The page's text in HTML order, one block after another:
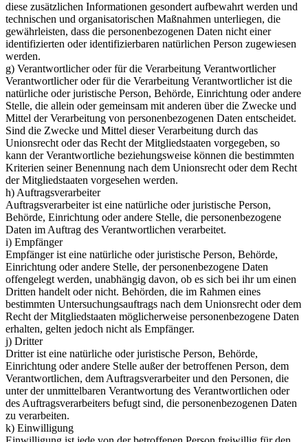
diese zusätzlichen Informationen gesondert aufbewahrt werden und
technischen und organisatorischen Maßnahmen unterliegen, die
gewährleisten, dass die personenbezogenen Daten nicht einer
identifizierten oder identifizierbaren natürlichen Person zugewiesen
werden.
g) Verantwortlicher oder für die Verarbeitung Verantwortlicher
Verantwortlicher oder für die Verarbeitung Verantwortlicher ist die
natürliche oder juristische Person, Behörde, Einrichtung oder andere
Stelle, die allein oder gemeinsam mit anderen über die Zwecke und
Mittel der Verarbeitung von personenbezogenen Daten entscheidet.
Sind die Zwecke und Mittel dieser Verarbeitung durch das
Unionsrecht oder das Recht der Mitgliedstaaten vorgegeben, so
kann der Verantwortliche beziehungsweise können die bestimmten
Kriterien seiner Benennung nach dem Unionsrecht oder dem Recht
der Mitgliedstaaten vorgesehen werden.
h) Auftragsverarbeiter
Auftragsverarbeiter ist eine natürliche oder juristische Person,
Behörde, Einrichtung oder andere Stelle, die personenbezogene
Daten im Auftrag des Verantwortlichen verarbeitet.
i) Empfänger
Empfänger ist eine natürliche oder juristische Person, Behörde,
Einrichtung oder andere Stelle, der personenbezogene Daten
offengelegt werden, unabhängig davon, ob es sich bei ihr um einen
Dritten handelt oder nicht. Behörden, die im Rahmen eines
bestimmten Untersuchungsauftrags nach dem Unionsrecht oder dem
Recht der Mitgliedstaaten möglicherweise personenbezogene Daten
erhalten, gelten jedoch nicht als Empfänger.
j) Dritter
Dritter ist eine natürliche oder juristische Person, Behörde,
Einrichtung oder andere Stelle außer der betroffenen Person, dem
Verantwortlichen, dem Auftragsverarbeiter und den Personen, die
unter der unmittelbaren Verantwortung des Verantwortlichen oder
des Auftragsverarbeiters befugt sind, die personenbezogenen Daten
zu verarbeiten.
k) Einwilligung